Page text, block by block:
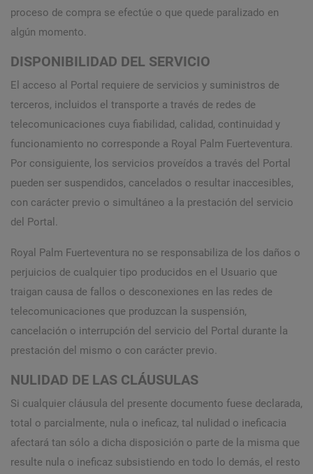
proceso de compra se efectúe o que quede paralizado en
algún momento.
DISPONIBILIDAD DEL SERVICIO
El acceso al Portal requiere de servicios y suministros de
terceros, incluidos el transporte a través de redes de
telecomunicaciones cuya fiabilidad, calidad, continuidad y
funcionamiento no corresponde a Royal Palm Fuerteventura.
Por consiguiente, los servicios proveídos a través del Portal
pueden ser suspendidos, cancelados o resultar inaccesibles,
con carácter previo o simultáneo a la prestación del servicio
del Portal.
Royal Palm Fuerteventura no se responsabiliza de los daños o
perjuicios de cualquier tipo producidos en el Usuario que
traigan causa de fallos o desconexiones en las redes de
telecomunicaciones que produzcan la suspensión,
cancelación o interrupción del servicio del Portal durante la
prestación del mismo o con carácter previo.
NULIDAD DE LAS CLÁUSULAS
Si cualquier cláusula del presente documento fuese declarada,
total o parcialmente, nula o ineficaz, tal nulidad o ineficacia
afectará tan sólo a dicha disposición o parte de la misma que
resulte nula o ineficaz subsistiendo en todo lo demás, el resto